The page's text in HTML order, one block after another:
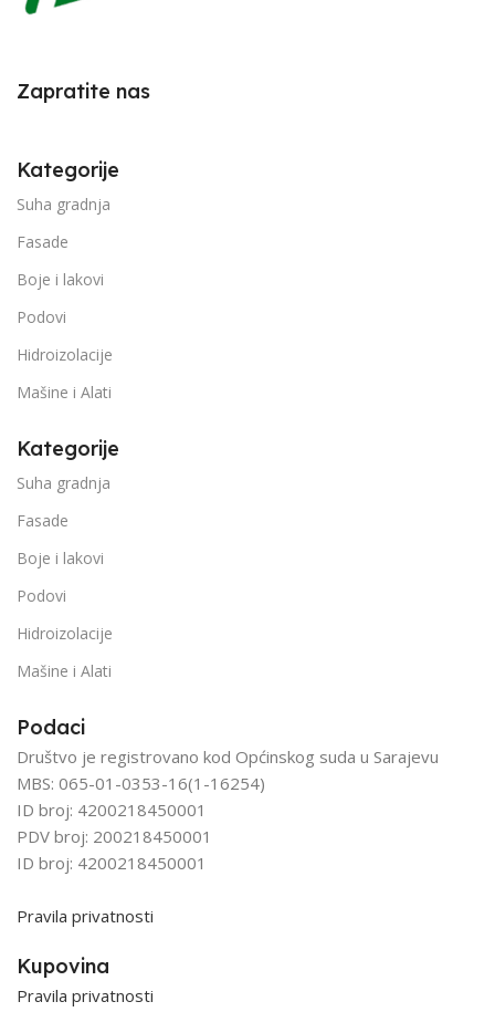
Zapratite nas
Kategorije
Suha gradnja
Fasade
Boje i lakovi
Podovi
Hidroizolacije
Mašine i Alati
Kategorije
Suha gradnja
Fasade
Boje i lakovi
Podovi
Hidroizolacije
Mašine i Alati
Podaci
Društvo je registrovano kod Općinskog suda u Sarajevu
MBS: 065-01-0353-16(1-16254)
ID broj: 4200218450001
PDV broj: 200218450001
ID broj: 4200218450001
Pravila privatnosti
Kupovina
Pravila privatnosti